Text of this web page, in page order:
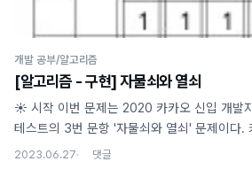
개발 공부/알고리즘
[알고리즘 - 구현] 자물쇠와 열쇠
☀️ 시작 이번 문제는 2020 카카오 신입 개발
테스트의 3번 문항 '자물쇠와 열쇠' 문제이다.
의도는 2차원 배열을 다룰 수 있는가 이다. 📖
2023.06.27